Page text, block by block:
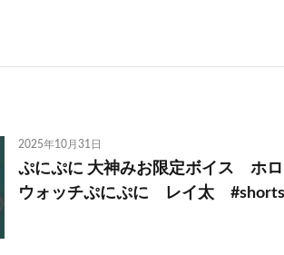
2025年10月31日
ぷにぷに 大神みお限定ボイス ホ
ウォッチぷにぷに レイ太 #shorts